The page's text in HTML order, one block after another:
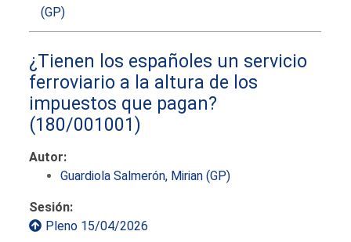
(GP)
¿Tienen los españoles un servicio
ferroviario a la altura de los
impuestos que pagan?
(180/001001)
Autor:
Guardiola Salmerón, Mirian (GP)
Sesión:
Pleno 15/04/2026